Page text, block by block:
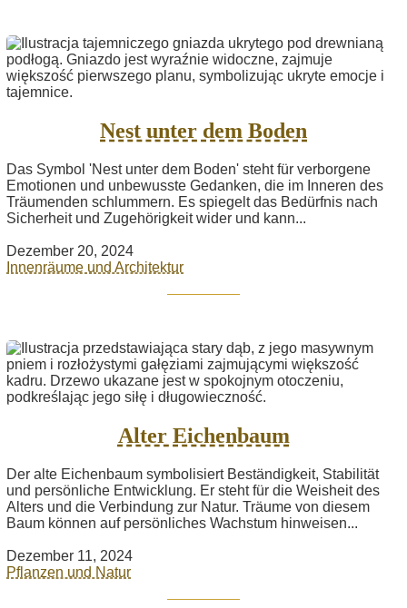
Nest unter dem Boden
Das Symbol 'Nest unter dem Boden' steht für verborgene
Emotionen und unbewusste Gedanken, die im Inneren des
Träumenden schlummern. Es spiegelt das Bedürfnis nach
Sicherheit und Zugehörigkeit wider und kann...
Dezember 20, 2024
Innenräume und Architektur
Alter Eichenbaum
Der alte Eichenbaum symbolisiert Beständigkeit, Stabilität
und persönliche Entwicklung. Er steht für die Weisheit des
Alters und die Verbindung zur Natur. Träume von diesem
Baum können auf persönliches Wachstum hinweisen...
Dezember 11, 2024
Pflanzen und Natur